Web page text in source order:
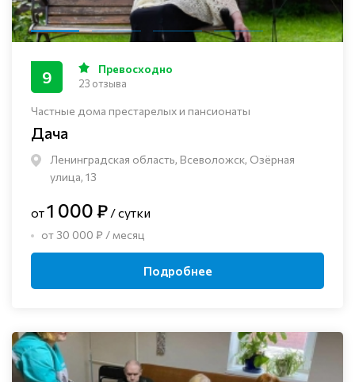
Частные дома престарелых и пансионаты
Дача
Ленинградская область, Всеволожск, Озёрная
улица, 13
9 Превосходно
23 отзыва
от1 000 ₽ / сутки
от 30 000 ₽ / месяц
Подробнее